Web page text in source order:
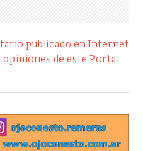
publicado en Internet
de este Portal .